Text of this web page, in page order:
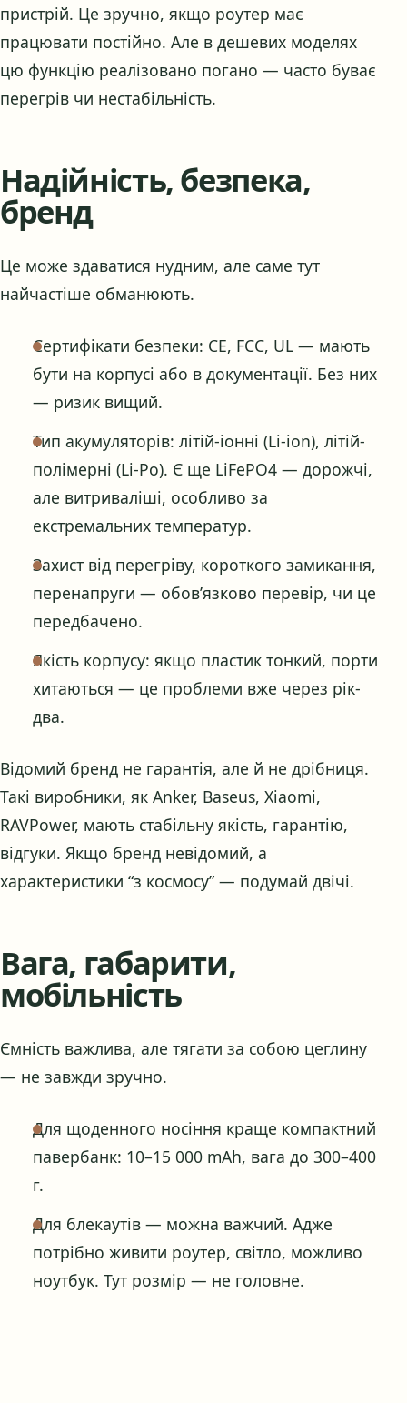
пристрій. Це зручно, якщо роутер має
працювати постійно. Але в дешевих моделях
цю функцію реалізовано погано — часто буває
перегрів чи нестабільність.
Надійність, безпека,
бренд
Це може здаватися нудним, але саме тут
найчастіше обманюють.
Сертифікати безпеки: CE, FCC, UL — мають
бути на корпусі або в документації. Без них
— ризик вищий.
Тип акумуляторів: літій-іонні (Li-ion), літій-
полімерні (Li-Po). Є ще LiFePO4 — дорожчі,
але витриваліші, особливо за
екстремальних температур.
Захист від перегріву, короткого замикання,
перенапруги — обов’язково перевір, чи це
передбачено.
Якість корпусу: якщо пластик тонкий, порти
хитаються — це проблеми вже через рік-
два.
Відомий бренд не гарантія, але й не дрібниця.
Такі виробники, як Anker, Baseus, Xiaomi,
RAVPower, мають стабільну якість, гарантію,
відгуки. Якщо бренд невідомий, а
характеристики “з космосу” — подумай двічі.
Вага, габарити,
мобільність
Ємність важлива, але тягати за собою цеглину
— не завжди зручно.
Для щоденного носіння краще компактний
павербанк: 10–15 000 mAh, вага до 300–400
г.
Для блекаутів — можна важчий. Адже
потрібно живити роутер, світло, можливо
ноутбук. Тут розмір — не головне.